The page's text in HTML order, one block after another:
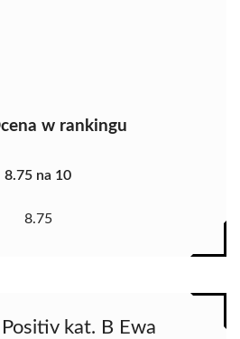
w rankingu
8.75 na 10
8.75
Positiv kat. B Ewa